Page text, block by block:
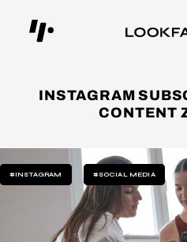
INSTAGRAM
CONTENT
#INSTAGRAM #SOCIAL MEDIA